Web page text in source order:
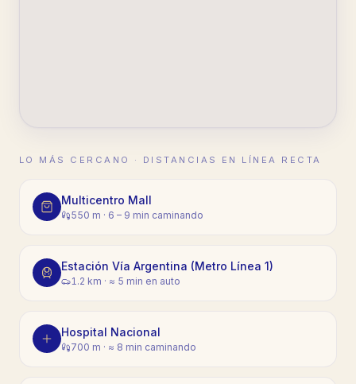
LO MÁS CERCANO · DISTANCIAS EN LÍNEA RECTA
Multicentro Mall
550 m · 6 – 9 min caminando
Estación Vía Argentina (Metro Línea 1)
1.2 km · ≈ 5 min en auto
Hospital Nacional
700 m · ≈ 8 min caminando